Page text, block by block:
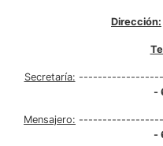
Dirección:
Secretaría:
-
Mensajero:
-